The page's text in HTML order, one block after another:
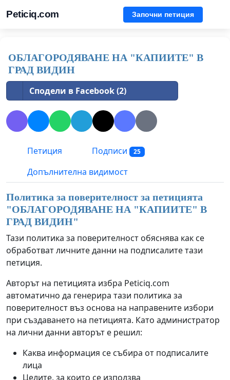
Peticiq.com Започни петиция
ОБЛАГОРОДЯВАНЕ НА "КАПИИТЕ" В
ГРАД ВИДИН
Сподели в Facebook (2)
Петиция Подписи 25
Допълнителна видимост
Политика за поверителност за петицията
"ОБЛАГОРОДЯВАНЕ НА "КАПИИТЕ" В
ГРАД ВИДИН"
Тази политика за поверителност обяснява как се
обработват личните данни на подписалите тази
петиция.
Авторът на петицията избра Peticiq.com
автоматично да генерира тази политика за
поверителност въз основа на направените избори
при създаването на петицията. Като администратор
на лични данни авторът е решил:
Каква информация се събира от подписалите
лица
Целите, за които се използва